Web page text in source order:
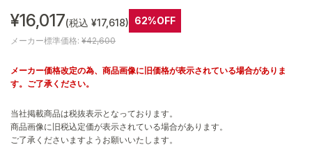
¥16,017(税込 ¥17,618) 62%OFF
メーカー標準価格: ¥42,600
メーカー価格改定の為、商品画像に旧価格が表示されている場合がありま
す。ご了承ください。
当社掲載商品は税抜表示となっております。
商品画像に旧税込定価が表示されている場合があります。
ご了承くださいますようお願いいたします。